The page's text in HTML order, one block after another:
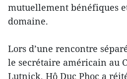
mutuellement bénéfiques
domaine.
Lors d’une rencontre
le secrétaire américain au
Lutnick, Hô Duc Phoc a